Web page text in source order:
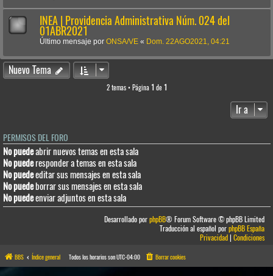
INEA | Providencia Administrativa Núm. 024 del
01ABR2021
Último mensaje por ONSA/VE « Dom. 22AGO2021, 04:21
Nuevo Tema
2 temas • Página 1 de 1
Ir a
PERMISOS DEL FORO
No puedeabrir nuevos temas en esta sala
No puederesponder a temas en esta sala
No puedeeditar sus mensajes en esta sala
No puedeborrar sus mensajes en esta sala
No puedeenviar adjuntos en esta sala
Desarrollado porphpBB® Forum Software © phpBB Limited
Traducción al español porphpBB España
Privacidad|Condiciones
BBS Índice general Todos los horarios sonUTC-04:00 Borrar cookies